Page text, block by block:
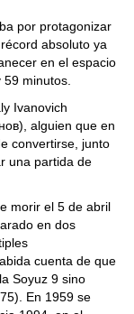
por protagonizar
absoluto ya
en el espacio
minutos.
Ivanovich
alguien que en
convertirse, junto
una partida de
morir el 5 de abril
en dos
cuenta de que
Soyuz 9 sino
En 1959 se